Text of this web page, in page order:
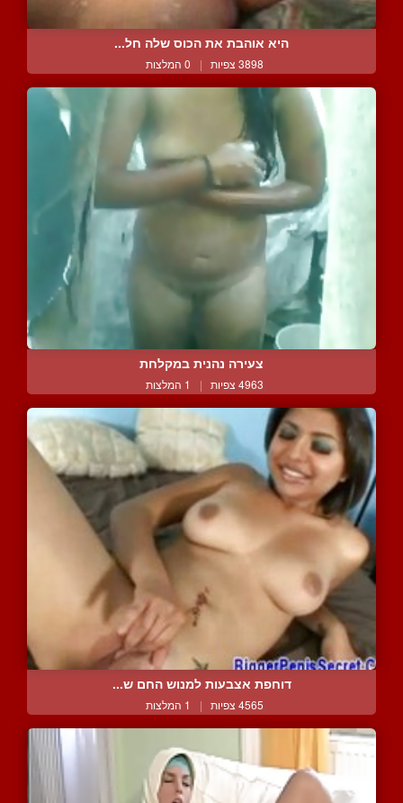
היא אוהבת את הכוס שלה חל...
3898 צפיות | 0 המלצות
צעירה נהנית במקלחת
4963 צפיות | 1 המלצות
דוחפת אצבעות למנוש החם ש...
4565 צפיות | 1 המלצות